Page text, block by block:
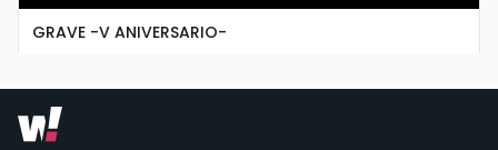
GRAVE -V ANIVERSARIO-